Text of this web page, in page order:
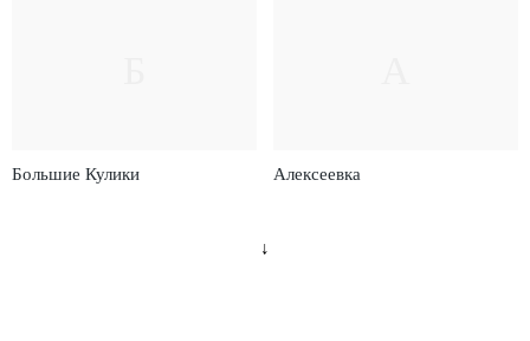
Большие Кулики Алексеевка
↓